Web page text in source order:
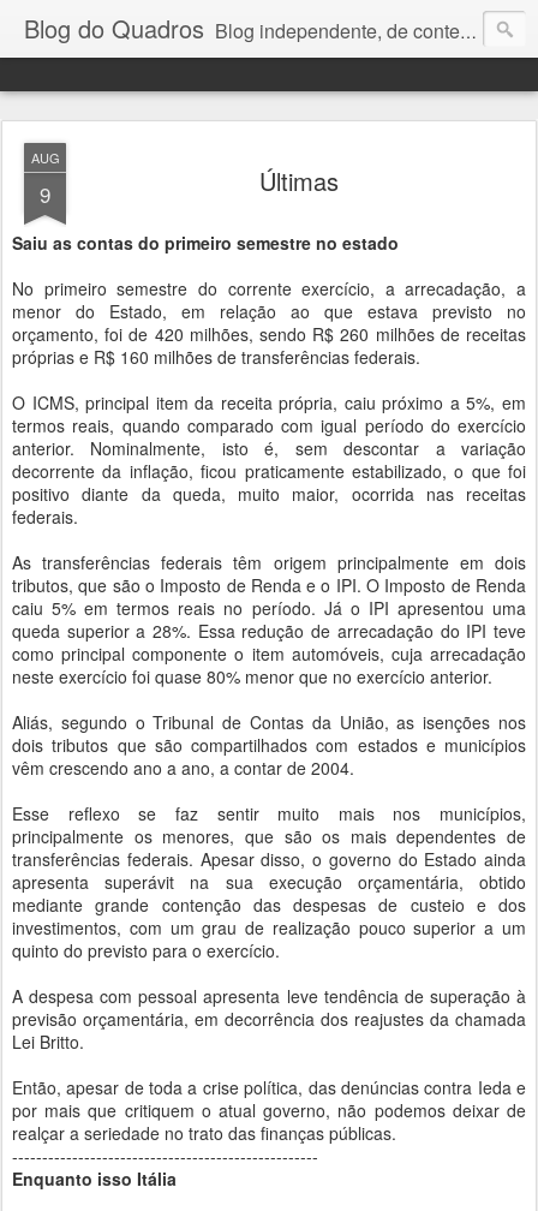
Blog do Quadros Blog independente, de conteúdo noticioso, com foco em economia, negócios, política e atualidades. e-mail do editor: chquadros2@gmail.com
AUG
9 Últimas
Saiu as contas do primeiro semestre no estado
No primeiro semestre do corrente exercício, a arrecadação, a
menor do Estado, em relação ao que estava previsto no
orçamento, foi de 420 milhões, sendo R$ 260 milhões de receitas
próprias e R$ 160 milhões de transferências federais.
O ICMS, principal item da receita própria, caiu próximo a 5%, em
termos reais, quando comparado com igual período do exercício
anterior. Nominalmente, isto é, sem descontar a variação
decorrente da inflação, ficou praticamente estabilizado, o que foi
positivo diante da queda, muito maior, ocorrida nas receitas
federais.
As transferências federais têm origem principalmente em dois
tributos, que são o Imposto de Renda e o IPI. O Imposto de Renda
caiu 5% em termos reais no período. Já o IPI apresentou uma
queda superior a 28%. Essa redução de arrecadação do IPI teve
como principal componente o item automóveis, cuja arrecadação
neste exercício foi quase 80% menor que no exercício anterior.
Aliás, segundo o Tribunal de Contas da União, as isenções nos
dois tributos que são compartilhados com estados e municípios
vêm crescendo ano a ano, a contar de 2004.
Esse reflexo se faz sentir muito mais nos municípios,
principalmente os menores, que são os mais dependentes de
transferências federais. Apesar disso, o governo do Estado ainda
apresenta superávit na sua execução orçamentária, obtido
mediante grande contenção das despesas de custeio e dos
investimentos, com um grau de realização pouco superior a um
quinto do previsto para o exercício.
A despesa com pessoal apresenta leve tendência de superação à
previsão orçamentária, em decorrência dos reajustes da chamada
Lei Britto.
Então, apesar de toda a crise política, das denúncias contra Ieda e
por mais que critiquem o atual governo, não podemos deixar de
realçar a seriedade no trato das finanças públicas.
---------------------------------------------------
Enquanto isso Itália